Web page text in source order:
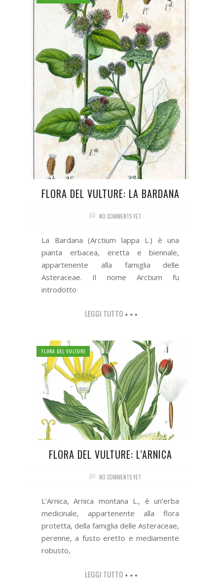
FLORA DEL VULTURE: LA BARDANA
NO COMMENTS YET
La Bardana (Arctium lappa L.) è una
pianta erbacea, eretta e biennale,
appartenente alla famiglia delle
Asteraceae. Il nome Arctium fu
introdotto
LEGGI TUTTO
FLORA DEL VULTURE
FLORA DEL VULTURE: L’ARNICA
NO COMMENTS YET
L’Arnica, Arnica montana L., è un’erba
medicinale, appartenente alla flora
protetta, della famiglia delle Asteraceae,
perenne, a fusto eretto e mediamente
robusto,
LEGGI TUTTO